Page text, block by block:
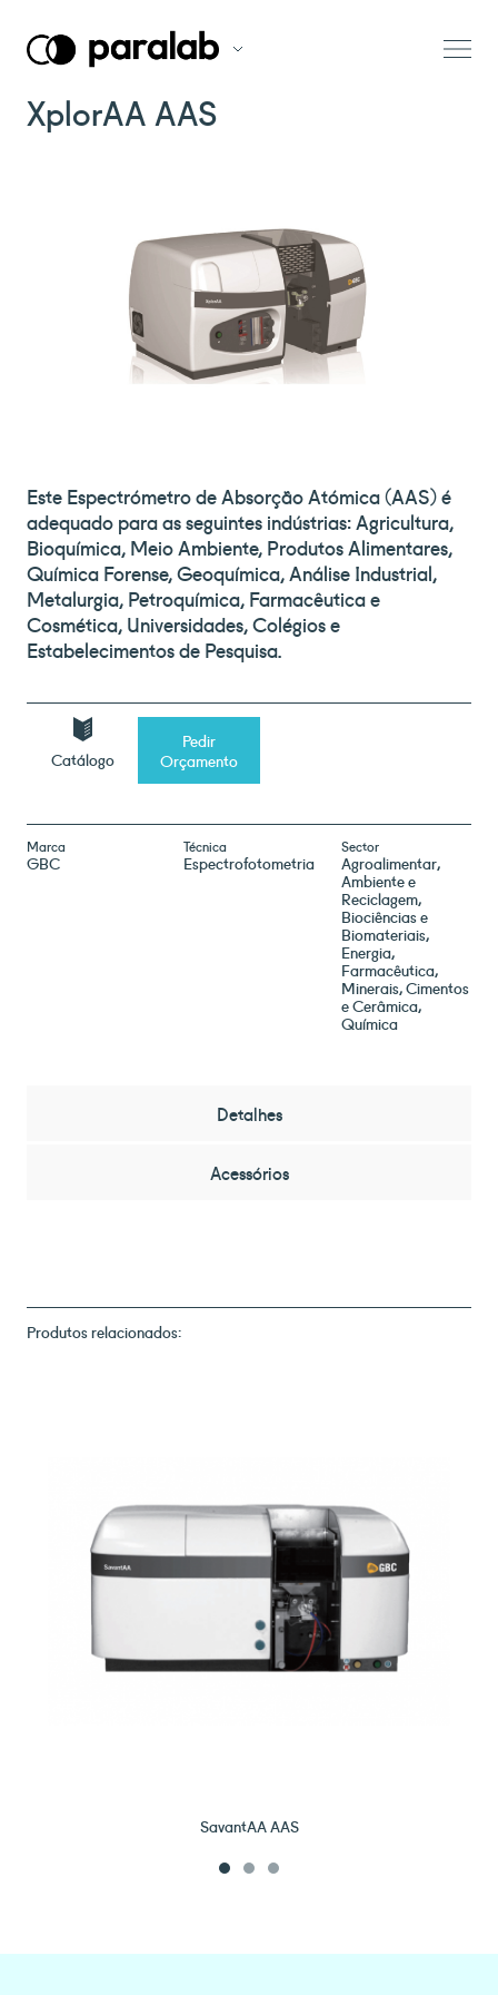
XplorAA AAS
Este Espectrómetro de Absorção Atómica (AAS) é
adequado para as seguintes indústrias: Agricultura,
Bioquímica, Meio Ambiente, Produtos Alimentares,
Química Forense, Geoquímica, Análise Industrial,
Metalurgia, Petroquímica, Farmacêutica e
Cosmética, Universidades, Colégios e
Estabelecimentos de Pesquisa.
Catálogo
Pedir
Orçamento
Marca
GBC
Técnica
Espectrofotometria
Sector
Agroalimentar
Ambiente e
Reciclagem
Biociências e
Biomateriais
Energia
Farmacêutica
Minerais, Cimentos
e Cerâmica
Química
Detalhes
Acessórios
Produtos relacionados:
SavantAA AAS